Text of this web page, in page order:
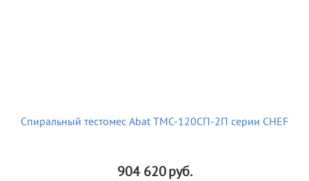
Спиральный тестомес Abat ТМС-120СП-2П серии CHEF
904 620руб.